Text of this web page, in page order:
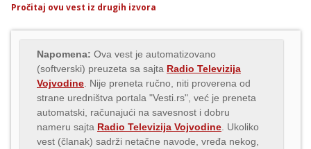
Pročitaj ovu vest iz drugih izvora
Napomena: Ova vest je automatizovano
(softverski) preuzeta sa sajta Radio Televizija
Vojvodine . Nije preneta ručno, niti proverena od
strane uredništva portala "Vesti.rs", već je preneta
automatski, računajući na savesnost i dobru
nameru sajta Radio Televizija Vojvodine . Ukoliko
vest (članak) sadrži netačne navode, vređa nekog,